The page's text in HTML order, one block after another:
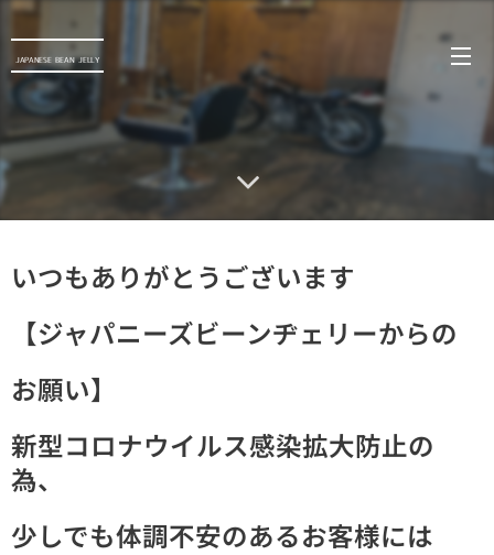
JAPANESE BEANJELLY
いつもありがとうございます
【ジャパニーズビーンヂェリーからの
お願い】
新型コロナウイルス感染拡大防止の
為、
少しでも体調不安のあるお客様には